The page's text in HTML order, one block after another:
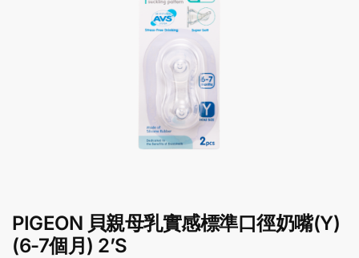
PIGEON 貝親母乳實感標準口徑奶嘴(Y)
(6-7個月) 2’S